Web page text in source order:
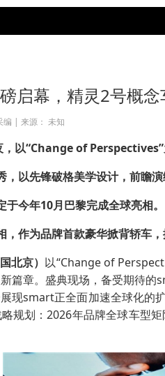
启幕，精灵2号概
编 | 来源： 未知
，以“Change of Perspectives”
，以先锋破格美学设计， 前瞻
于今年10月巴黎完成全球亮相。
，作为品牌首款豪华掀背轿车
北京） 以“Change of
篇章。盛典现场，备受期待
现smart正全面加速全球化的
规划：2026年品牌全球车型